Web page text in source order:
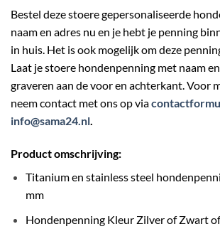
Bestel deze stoere gepersonaliseerde
naam en adres nu en je hebt je penning
in huis. Het is ook mogelijk om deze
Laat je stoere hondenpenning met naam
graveren aan de voor en achterkant. Voor
neem contact met ons op via
info@sama24.nl.
Product omschrijving:
Titanium en stainless steel
mm
Hondenpenning Kleur Zilver of Zwart